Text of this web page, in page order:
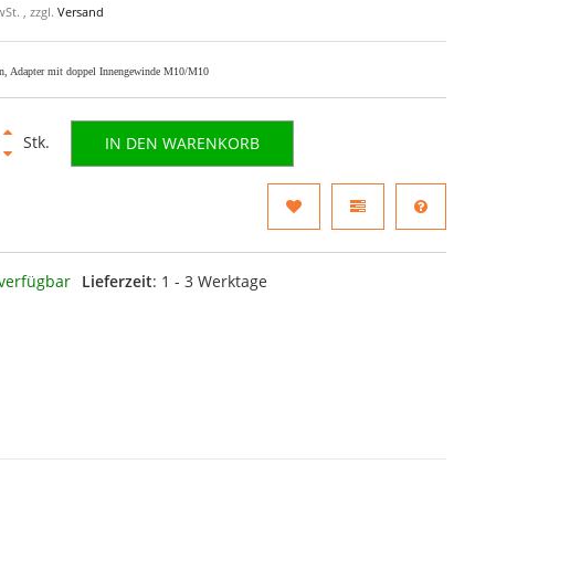
, zzgl.Versand
Adapter mit doppel Innengewinde M10/M10
Stk. IN DEN WARENKORB
Lieferzeit: 1 - 3 Werktage